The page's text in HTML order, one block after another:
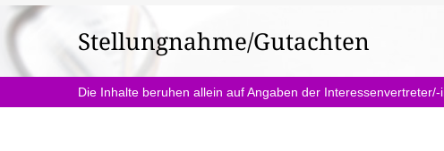
befinden
sich
hier:
Stellungnahme/Gutachten
Die Inhalte beruhen allein auf Angaben der Interessenvertreter/-